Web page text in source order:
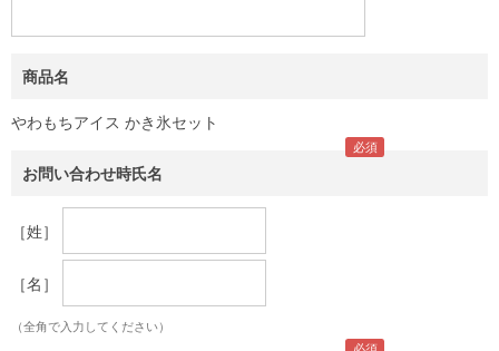
商品名
やわもちアイス かき氷セット
お問い合わせ時氏名
［姓］
［名］
（全角で入力してください）